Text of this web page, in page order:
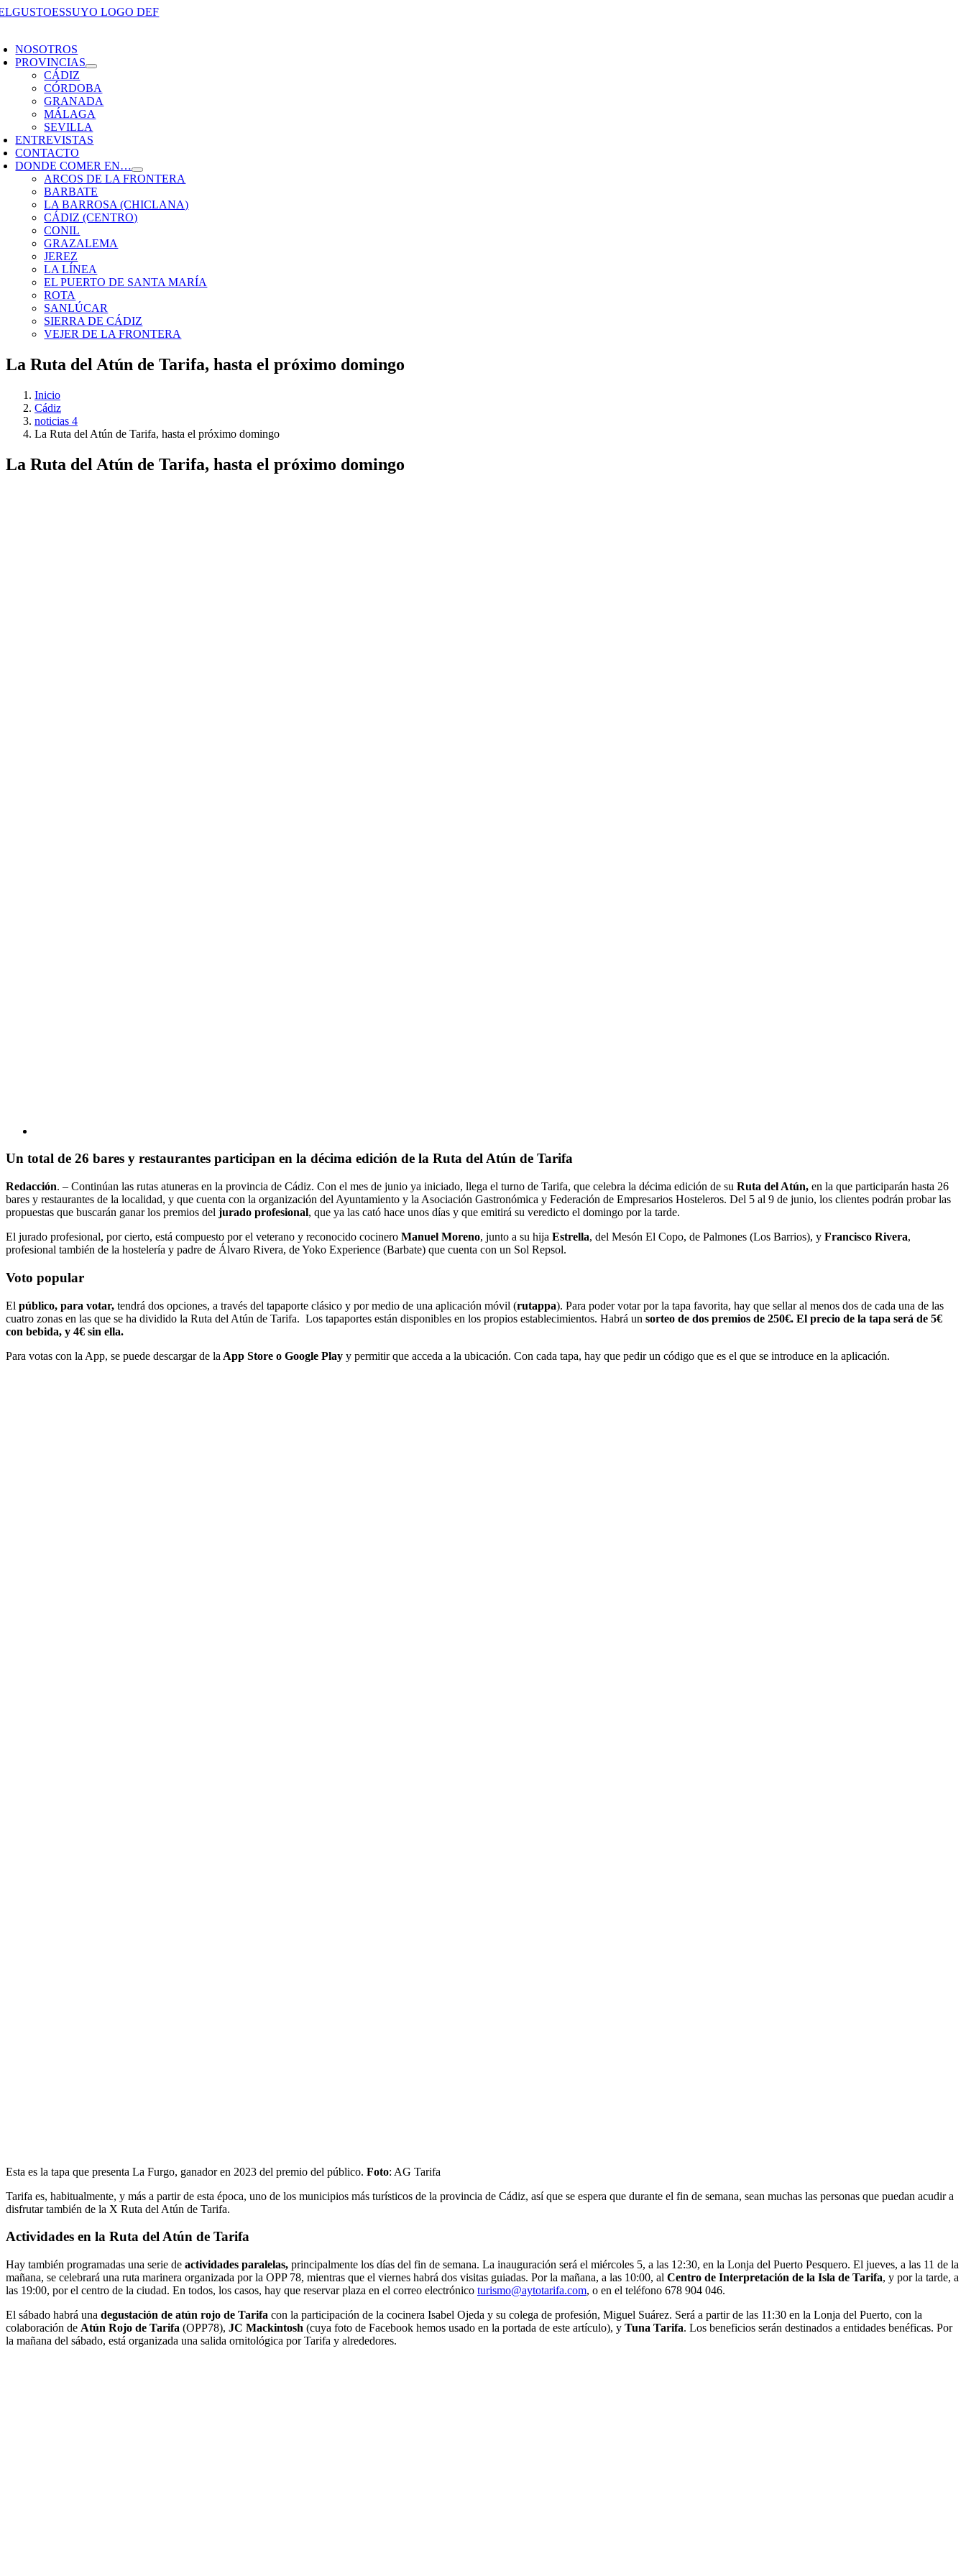
Saltar
NOSOTROS
PROVINCIAS
CÁDIZ
CÓRDOBA
GRANADA
MÁLAGA
SEVILLA
ENTREVISTAS
CONTACTO
DONDE COMER EN…
ARCOS DE LA FRONTERA
BARBATE
LA BARROSA (CHICLANA)
CÁDIZ (CENTRO)
CONIL
GRAZALEMA
JEREZ
LA LÍNEA
EL PUERTO DE SANTA MARÍA
ROTA
SANLÚCAR
SIERRA DE CÁDIZ
VEJER DE LA FRONTERA
La Ruta del Atún de Tarifa, hasta el próximo domingo
Inicio
Cádiz
noticias 4
La Ruta del Atún de Tarifa, hasta el próximo domingo
La Ruta del Atún de Tarifa, hasta el próximo domingo
Un total de 26 bares y restaurantes participan en la décima edición de la Ruta del Atún de Tarifa
Redacción. – Continúan las rutas atuneras en la provincia de Cádiz. Con el mes de junio ya iniciado, llega el turno de Tarifa, que celebra la décima edición de su Ruta del Atún, en la que participarán hasta 26
bares y restaurantes de la localidad, y que cuenta con la organización del Ayuntamiento y la Asociación Gastronómica y Federación de Empresarios Hosteleros. Del 5 al 9 de junio, los clientes podrán probar las
propuestas que buscarán ganar los premios del jurado profesional, que ya las cató hace unos días y que emitirá su veredicto el domingo por la tarde.
El jurado profesional, por cierto, está compuesto por el veterano y reconocido cocinero Manuel Moreno, junto a su hija Estrella, del Mesón El Copo, de Palmones (Los Barrios), y Francisco Rivera,
profesional también de la hostelería y padre de Álvaro Rivera, de Yoko Experience (Barbate) que cuenta con un Sol Repsol.
Voto popular
El público, para votar, tendrá dos opciones, a través del tapaporte clásico y por medio de una aplicación móvil (rutappa). Para poder votar por la tapa favorita, hay que sellar al menos dos de cada una de las
cuatro zonas en las que se ha dividido la Ruta del Atún de Tarifa. Los tapaportes están disponibles en los propios establecimientos. Habrá un sorteo de dos premios de 250€. El precio de la tapa será de 5€
con bebida, y 4€ sin ella.
Para votas con la App, se puede descargar de la App Store o Google Play y permitir que acceda a la ubicación. Con cada tapa, hay que pedir un código que es el que se introduce en la aplicación.
Esta es la tapa que presenta La Furgo, ganador en 2023 del premio del público. Foto: AG Tarifa
Tarifa es, habitualmente, y más a partir de esta época, uno de los municipios más turísticos de la provincia de Cádiz, así que se espera que durante el fin de semana, sean muchas las personas que puedan acudir a
disfrutar también de la X Ruta del Atún de Tarifa.
Actividades en la Ruta del Atún de Tarifa
Hay también programadas una serie de actividades paralelas, principalmente los días del fin de semana. La inauguración será el miércoles 5, a las 12:30, en la Lonja del Puerto Pesquero. El jueves, a las 11 de la
mañana, se celebrará una ruta marinera organizada por la OPP 78, mientras que el viernes habrá dos visitas guiadas. Por la mañana, a las 10:00, al Centro de Interpretación de la Isla de Tarifa, y por la tarde, a
las 19:00, por el centro de la ciudad. En todos, los casos, hay que reservar plaza en el correo electrónico turismo@aytotarifa.com, o en el teléfono 678 904 046.
El sábado habrá una degustación de atún rojo de Tarifa con la participación de la cocinera Isabel Ojeda y su colega de profesión, Miguel Suárez. Será a partir de las 11:30 en la Lonja del Puerto, con la
colaboración de Atún Rojo de Tarifa (OPP78), JC Mackintosh (cuya foto de Facebook hemos usado en la portada de este artículo), y Tuna Tarifa. Los beneficios serán destinados a entidades benéficas. Por
la mañana del sábado, está organizada una salida ornitológica por Tarifa y alrededores.